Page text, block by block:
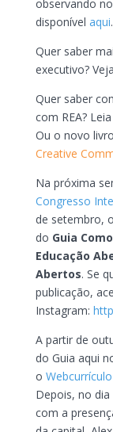
observando
disponível aqui.
Quer saber
executivo?
Quer saber
com REA?
Ou o novo
Creative
Na próxima
Congresso
de setembro,
do Guia
Educação
Abertos. Se
publicação,
Instagram:
A partir de
do Guia aqui
o
Depois, no
com a